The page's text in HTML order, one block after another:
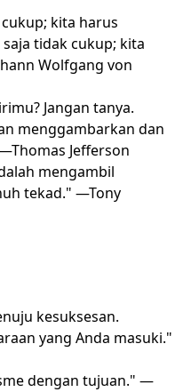
kita harus
tidak cukup; kita
Wolfgang von
Jangan tanya.
menggambarkan dan
Jefferson
mengambil
tekad." —Tony
kesuksesan.
yang Anda masuki."
dengan tujuan." —